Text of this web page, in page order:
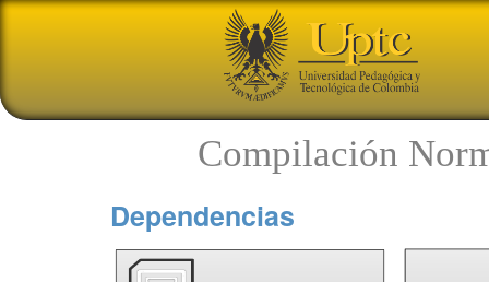
Compilación
Dependencias